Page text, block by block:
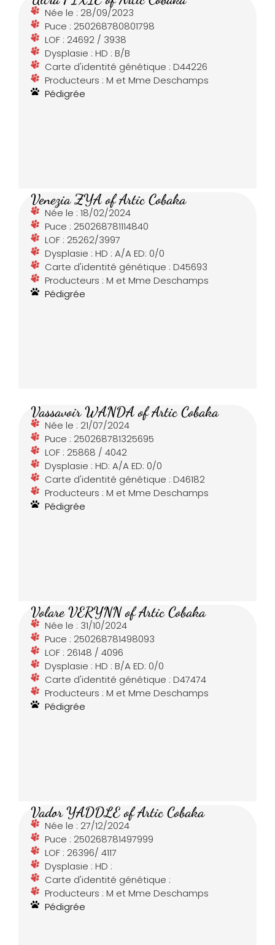
Née le : 28/09/2023
Puce : 250268780801798
LOF : 24692 / 3938
Dysplasie : HD : B/B
Carte d'identité génétique : D44226
Producteurs : M et Mme Deschamps
Pédigrée
Venezia ZYA of Artic Cobaka
Née le : 18/02/2024
Puce : 250268781114840
LOF : 25262/3997
Dysplasie : HD : A/A ED: 0/0
Carte d'identité génétique : D45693
Producteurs : M et Mme Deschamps
Pédigrée
Vassavoir WANDA of Artic Cobaka
Née le : 21/07/2024
Puce : 250268781325695
LOF : 25868 / 4042
Dysplasie : HD: A/A ED: 0/0
Carte d'identité génétique : D46182
Producteurs : M et Mme Deschamps
Pédigrée
Volare VERYNN of Artic Cobaka
Née le : 31/10/2024
Puce : 250268781498093
LOF : 26148 / 4096
Dysplasie : HD : B/A ED: 0/0
Carte d'identité génétique : D47474
Producteurs : M et Mme Deschamps
Pédigrée
Vador YADDLE of Artic Cobaka
Née le : 27/12/2024
Puce : 250268781497999
LOF : 26396/ 4117
Dysplasie : HD :
Carte d'identité génétique :
Producteurs : M et Mme Deschamps
Pédigrée